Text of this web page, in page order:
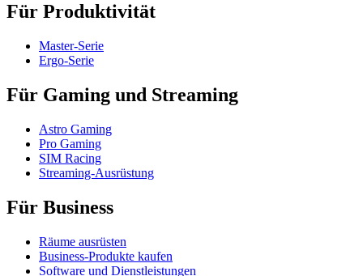
Für Produktivität
Master-Serie
Ergo-Serie
Für Gaming und Streaming
Astro Gaming
Pro Gaming
SIM Racing
Streaming-Ausrüstung
Für Business
Räume ausrüsten
Business-Produkte kaufen
Software und Dienstleistungen